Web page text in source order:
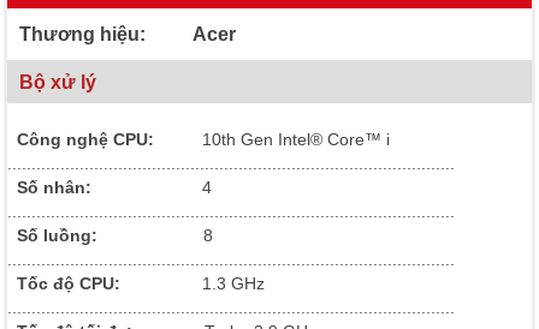
Thương hiệu: Acer
Bộ xử lý
Công nghệ CPU: 10th Gen Intel® Core™ i
Số nhân:
4
Số luồng: 8
Tốc độ CPU: 1.3 GHz